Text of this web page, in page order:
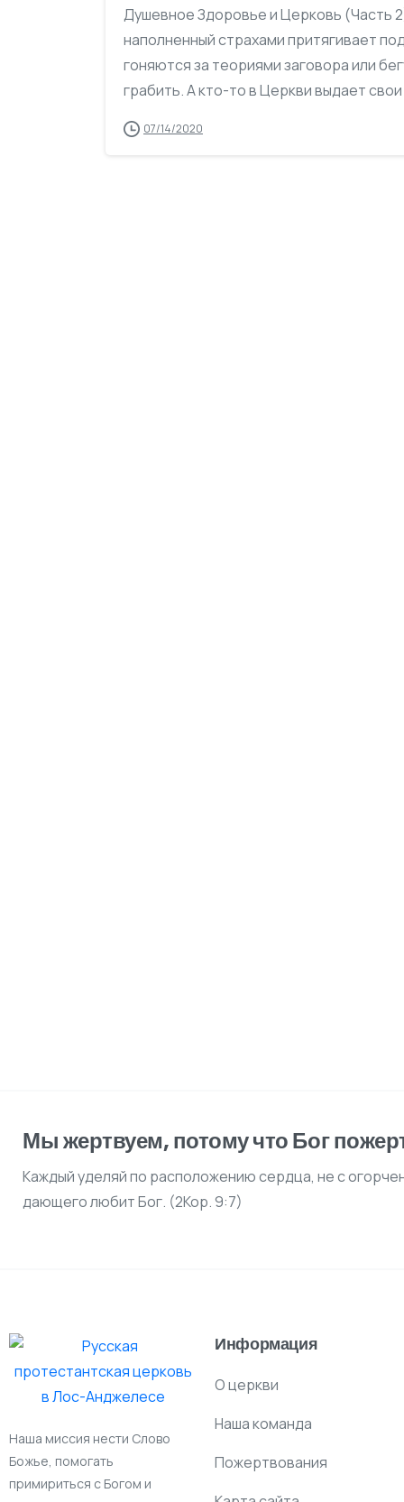
Душевное Здоровье и Церковь (Часть
наполненный страхами притягивает
гоняются за теориями заговора или
грабить. А кто-то в Церкви выдает
07/14/2020
Мы жертвуем, потому что Бог
Каждый уделяй по расположению сердца, не с
дающего любит Бог. (2Кор. 9:7)
Наша миссия нести Слово
Божье, помогать
примириться с Богом и
Информация
О церкви
Наша команда
Пожертвования